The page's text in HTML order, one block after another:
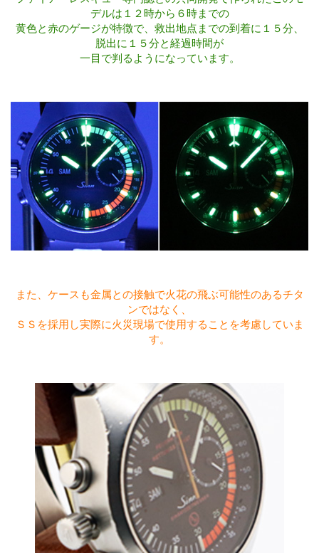
デルは１２時から６時までの
黄色と赤のゲージが特徴で、救出地点までの到着に１５分、
脱出に１５分と経過時間が
一目で判るようになっています。
また、ケースも金属との接触で火花の飛ぶ可能性のあるチタ
ンではなく、
ＳＳを採用し実際に火災現場で使用することを考慮していま
す。